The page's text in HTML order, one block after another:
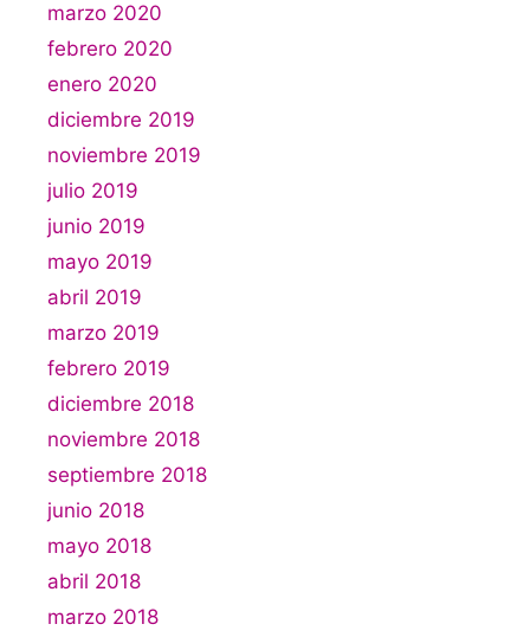
marzo 2020
febrero 2020
enero 2020
diciembre 2019
noviembre 2019
julio 2019
junio 2019
mayo 2019
abril 2019
marzo 2019
febrero 2019
diciembre 2018
noviembre 2018
septiembre 2018
junio 2018
mayo 2018
abril 2018
marzo 2018